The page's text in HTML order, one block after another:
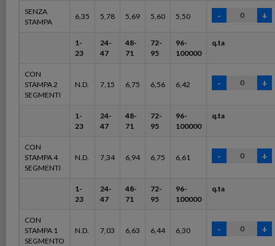
SENZA
STAMPA
6,35 5,78 5,69 5,60 5,50
1-
23
24-
47
48-
71
72-
95
96-
100000
q.ta
CON
STAMPA 2
SEGMENTI
N.D. 7,15 6,75 6,56 6,42
1-
23
24-
47
48-
71
72-
95
96-
100000
q.ta
CON
STAMPA 4
SEGMENTI
N.D. 7,34 6,94 6,75 6,61
1-
23
24-
47
48-
71
72-
95
96-
100000
q.ta
CON
STAMPA 1
SEGMENTO
N.D. 7,03 6,63 6,44 6,30